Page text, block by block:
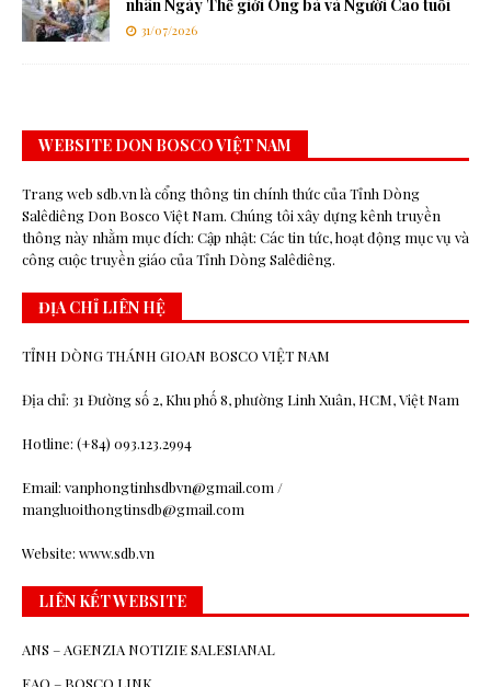
nhân Ngày Thế giới Ông bà và Người Cao tuổi
31/07/2026
WEBSITE DON BOSCO VIỆT NAM
Trang web sdb.vn là cổng thông tin chính thức của Tỉnh Dòng
Salêdiêng Don Bosco Việt Nam. Chúng tôi xây dựng kênh truyền
thông này nhằm mục đích: Cập nhật: Các tin tức, hoạt động mục vụ và
công cuộc truyền giáo của Tỉnh Dòng Salêdiêng.
ĐỊA CHỈ LIÊN HỆ
TỈNH DÒNG THÁNH GIOAN BOSCO VIỆT NAM
Địa chỉ: 31 Đường số 2, Khu phố 8, phường Linh Xuân, HCM, Việt Nam
Hotline: (+84) 093.123.2994
Email: vanphongtinhsdbvn@gmail.com /
mangluoithongtinsdb@gmail.com
Website: www.sdb.vn
LIÊN KẾT WEBSITE
ANS – AGENZIA NOTIZIE SALESIANAL
EAO – BOSCO.LINK